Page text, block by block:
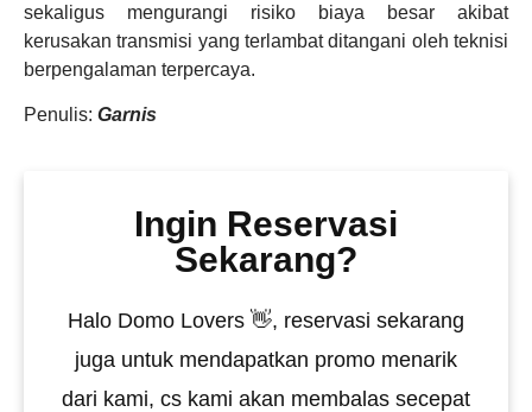
sekaligus mengurangi risiko biaya besar akibat
kerusakan transmisi yang terlambat ditangani oleh teknisi
berpengalaman terpercaya.
Penulis: Garnis
Ingin Reservasi
Sekarang?
Halo Domo Lovers 👋, reservasi sekarang
juga untuk mendapatkan promo menarik
dari kami, cs kami akan membalas secepat